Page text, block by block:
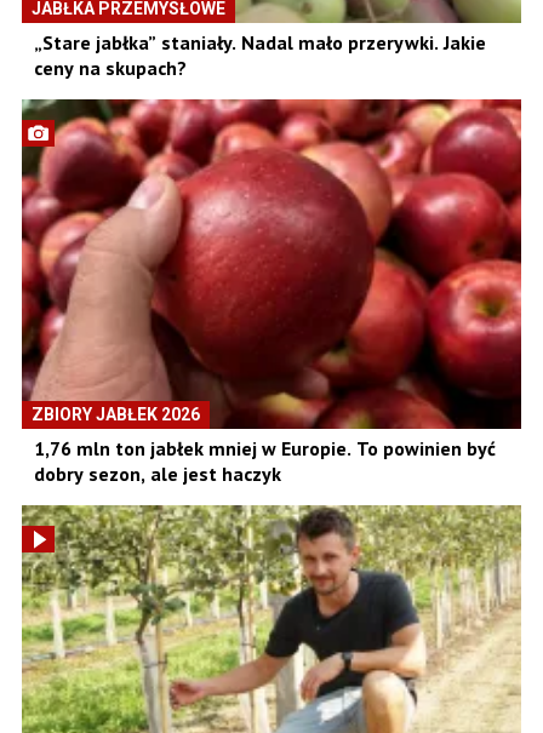
JABŁKA PRZEMYSŁOWE
„Stare jabłka” staniały. Nadal mało przerywki. Jakie
ceny na skupach?
ZBIORY JABŁEK 2026
1,76 mln ton jabłek mniej w Europie. To powinien być
dobry sezon, ale jest haczyk